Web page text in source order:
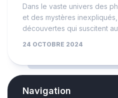
Dans le vaste univers des
et des mystères
découvertes qui suscitent
24 OCTOBRE 2024
Navigation